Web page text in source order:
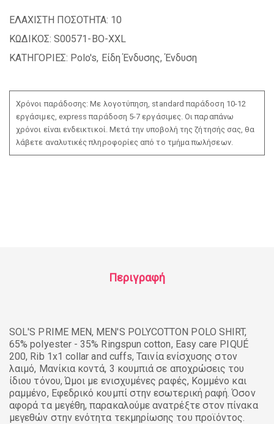
ΕΛΑΧΙΣΤΗ ΠΟΣΟΤΗΤΑ: 10
ΚΩΔΙΚΟΣ: S00571-BO-XXL
ΚΑΤΗΓΟΡΙΕΣ: Polo's, Είδη Ένδυσης,Ένδυση
Χρόνοι παράδοσης: Με λογοτύπηση, standard παράδοση 10-12
εργάσιμες, express παράδοση 5-7 εργάσιμες. Οι παραπάνω
χρόνοι είναι ενδεικτικοί. Μετά την υποβολή της ζήτησής σας, θα
λάβετε αναλυτικές πληροφορίες από το τμήμα πωλήσεων.
Περιγραφή
SOL'S PRIME MEN, MEN'S POLYCOTTON POLO SHIRT,
65% polyester - 35% Ringspun cotton, Easy care PIQUÉ
200, Rib 1x1 collar and cuffs, Ταινία ενίσχυσης στον
λαιμό, Μανίκια κοντά, 3 κουμπιά σε αποχρώσεις του
ίδιου τόνου, Ώμοι με ενισχυμένες ραφές, Κομμένο και
ραμμένο, Εφεδρικό κουμπί στην εσωτερική ραφή. Όσον
αφορά τα μεγέθη, παρακαλούμε ανατρέξτε στον πίνακα
μεγεθών στην ενότητα τεκμηρίωσης του προϊόντος.